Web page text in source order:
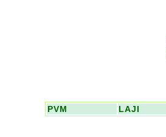
PVM LAJI